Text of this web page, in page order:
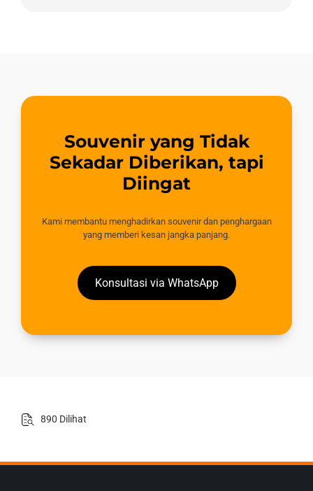
Souvenir yang Tidak
Sekadar Diberikan, tapi
Diingat
Kami membantu menghadirkan souvenir dan penghargaan
yang memberi kesan jangka panjang.
Konsultasi via WhatsApp
890 Dilihat